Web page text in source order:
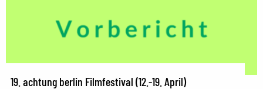
19. achtung berlin Filmfestival (12.-19. April)